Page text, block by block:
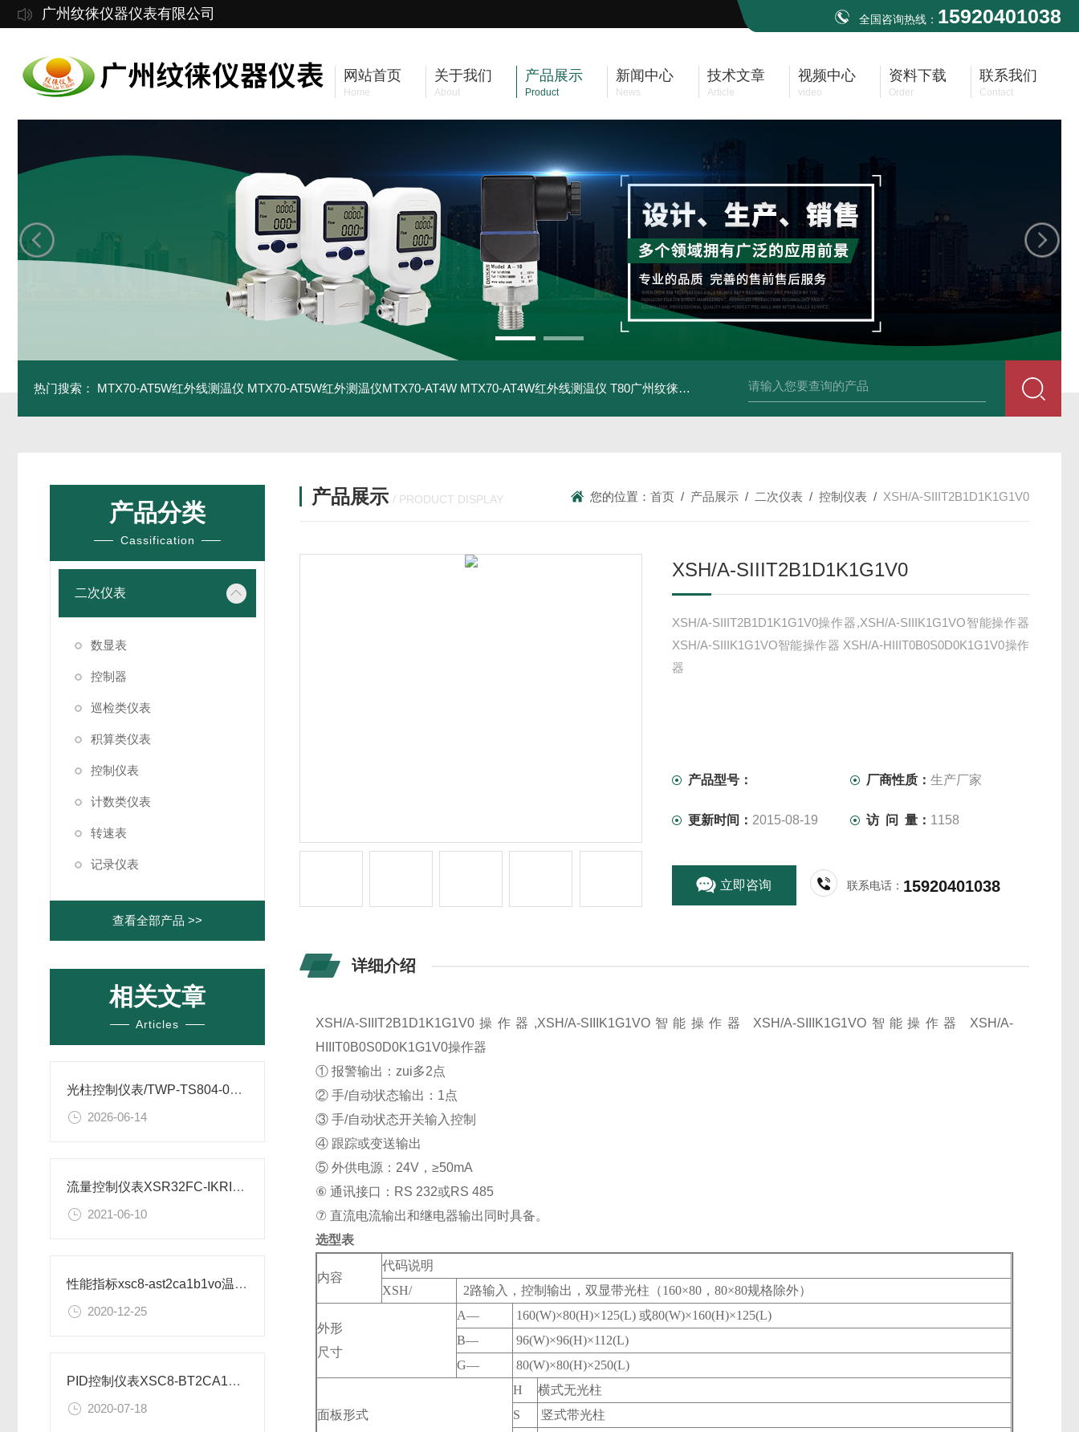
广州纹徕仪器仪表有限公司 全国咨询热线： 15920401038
网站首页
Home
关于我们
About
产品展示
Product
新闻中心
News
技术文章
Article
视频中心
video
资料下载
Order
联系我们
Contact
热门搜索： MTX70-AT5W红外线测温仪 MTX70-AT5W红外测温仪MTX70-AT4W MTX70-AT4W红外线测温仪 T80广州纹徕光柱测控仪WK-S803-82-23-2H/2L-P厂家 积算仪DIF-XSR32FC-
产品分类
Cassification
二次仪表
数显表
控制器
巡检类仪表
积算类仪表
控制仪表
计数类仪表
转速表
记录仪表
查看全部产品 >>
相关文章
Articles
光柱控制仪表/TWP-TS804-01-23-HL-P安装图纸
2026-06-14
流量控制仪表XSR32FC-IKRIA1B1B1M2V0安装尺寸
2021-06-10
性能指标xsc8-ast2ca1b1vo温度控制仪表
2020-12-25
PID控制仪表XSC8-BT2CA1B1A1V0如何设置
2020-07-18
产品展示 / PRODUCT DISPLAY 您的位置： 首页 / 产品展示 / 二次仪表 / 控制仪表 / XSH/A-SIIIT2B1D1K1G1V0
XSH/A-SIIIT2B1D1K1G1V0
XSH/A-SIIIT2B1D1K1G1V0操作器,XSH/A-SIIIK1G1VO智能操作器
XSH/A-SIIIK1G1VO智能操作器 XSH/A-HIIIT0B0S0D0K1G1V0操作
器
产品型号： 厂商性质：生产厂家
更新时间： 2015-08-19 访 问 量： 1158
立即咨询 联系电话： 15920401038
详细介绍
XSH/A-SIIIT2B1D1K1G1V0操作器,XSH/A-SIIIK1G1VO智能操作器 XSH/A-SIIIK1G1VO智能操作器 XSH/A-
HIIIT0B0S0D0K1G1V0操作器
① 报警输出：zui多2点
② 手/自动状态输出：1点
③ 手/自动状态开关输入控制
④ 跟踪或变送输出
⑤ 外供电源：24V，≥50mA
⑥ 通讯接口：RS 232或RS 485
⑦ 直流电流输出和继电器输出同时具备。
选型表
内容
代码说明
XSH/
2路输入，控制输出，双显带光柱（160×80，80×80规格除外）
外形
尺寸
A—
160(W)×80(H)×125(L) 或80(W)×160(H)×125(L)
B—
96(W)×96(H)×112(L)
G—
80(W)×80(H)×250(L)
面板形式
H
横式无光柱
S
竖式带光柱